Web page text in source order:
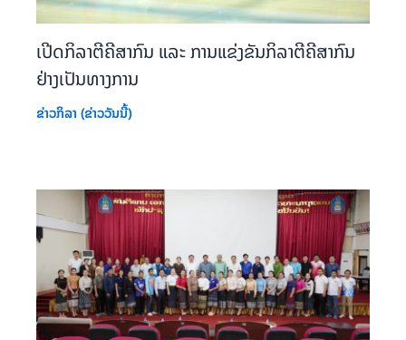
ເປີດກິລາຕີຄີສາກົນ ແລະ ການແຂ່ງຂັນກິລາຕີຄີສາກົນ
ຢ່າງເປັນທາງການ
ຂ່າວກິລາ (ຂ່າວວັນນີ້)